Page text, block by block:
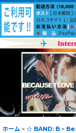
ホーム > ☆ BAND: B >